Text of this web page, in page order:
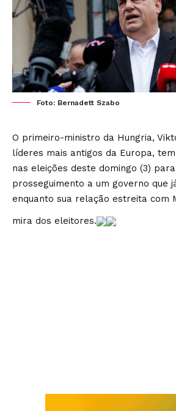
Foto: Bernadett Szabo
O primeiro-ministro da Hungria,
líderes mais antigos da Europa,
nas eleições deste domingo (3)
prosseguimento a um governo que
enquanto sua relação estreita com
mira dos eleitores.